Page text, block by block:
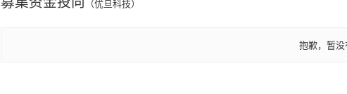
（优旦科技）
抱歉，暂没